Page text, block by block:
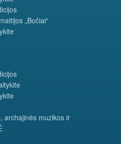
„Bočiai“
archajinės muzikos ir